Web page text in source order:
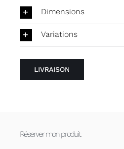
Dimensions
Variations
LIVRAISON
Réserver mon produit